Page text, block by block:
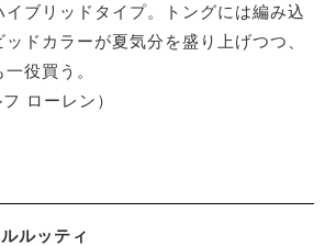
イブリッドタイプ。トングには編み込
ドカラーが夏気分を盛り上げつつ、
役買う。
ローレン）
ルッティ